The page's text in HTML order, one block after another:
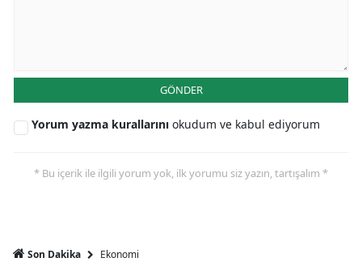
GÖNDER
Yorum yazma kurallarını okudum ve kabul ediyorum
* Bu içerik ile ilgili yorum yok, ilk yorumu siz yazın, tartışalım *
Son Dakika Ekonomi